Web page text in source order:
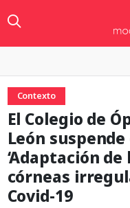
Contexto
El Colegio de
León
‘Adaptación
córneas
Covid-19